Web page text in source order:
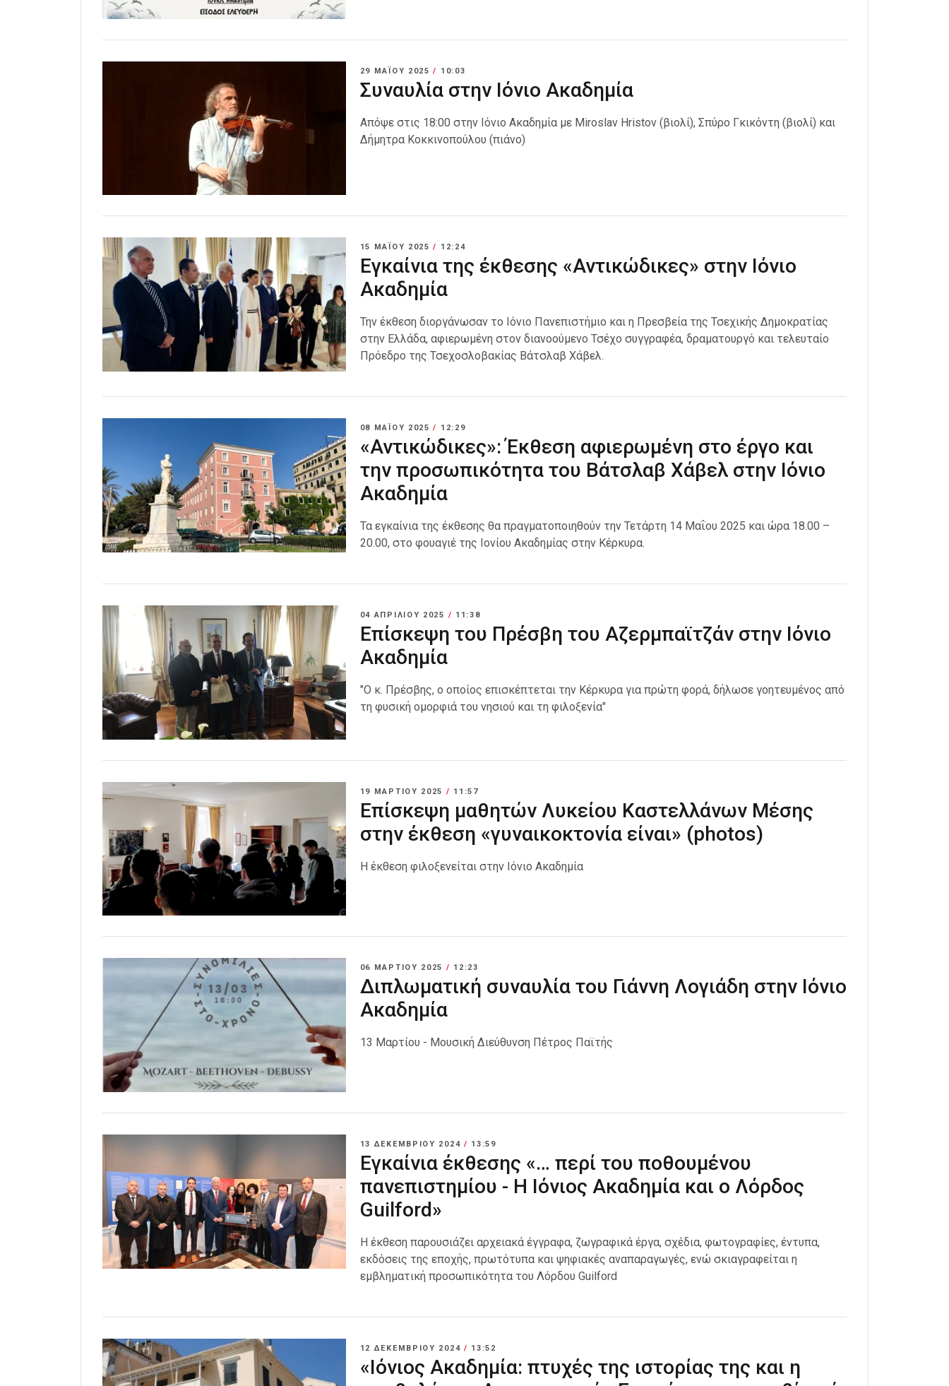
29 ΜΑΪ́ΟΥ 2025/ 10:03
Συναυλία στην Ιόνιο Ακαδημία
Απόψε στις 18:00 στην Ιόνιο Ακαδημία με Miroslav Hristov (βιολί), Σπύρο Γκικόντη (βιολί) και
Δήμητρα Κοκκινοπούλου (πιάνο)
15 ΜΑΪ́ΟΥ 2025/ 12:24
Εγκαίνια της έκθεσης «Αντικώδικες» στην Ιόνιο
Ακαδημία
Την έκθεση διοργάνωσαν το Ιόνιο Πανεπιστήμιο και η Πρεσβεία της Τσεχικής Δημοκρατίας
στην Ελλάδα, αφιερωμένη στον διανοούμενο Τσέχο συγγραφέα, δραματουργό και τελευταίο
Πρόεδρο της Τσεχοσλοβακίας Βάτσλαβ Χάβελ.
08 ΜΑΪ́ΟΥ 2025/ 12:29
«Αντικώδικες»: Έκθεση αφιερωμένη στο έργο και
την προσωπικότητα του Βάτσλαβ Χάβελ στην Ιόνιο
Ακαδημία
Τα εγκαίνια της έκθεσης θα πραγματοποιηθούν την Τετάρτη 14 Μαΐου 2025 και ώρα 18.00 –
20.00, στο φουαγιέ της Ιονίου Ακαδημίας στην Κέρκυρα.
04 ΑΠΡΙΛΊΟΥ 2025 / 11:38
Επίσκεψη του Πρέσβη του Αζερμπαϊτζάν στην Ιόνιο
Ακαδημία
"Ο κ. Πρέσβης, ο οποίος επισκέπτεται την Κέρκυρα για πρώτη φορά, δήλωσε γοητευμένος από
τη φυσική ομορφιά του νησιού και τη φιλοξενία"
19 ΜΑΡΤΊΟΥ 2025 / 11:57
Επίσκεψη μαθητών Λυκείου Καστελλάνων Μέσης
στην έκθεση «γυναικοκτονία είναι» (photos)
Η έκθεση φιλοξενείται στην Ιόνιο Ακαδημία
06 ΜΑΡΤΊΟΥ 2025 / 12:23
Διπλωματική συναυλία του Γιάννη Λογιάδη στην Ιόνιο
Ακαδημία
13 Μαρτίου - Μουσική Διεύθυνση Πέτρος Παϊτής
13 ΔΕΚΕΜΒΡΊΟΥ 2024 / 13:59
Εγκαίνια έκθεσης «… περί του ποθουμένου
πανεπιστημίου - Η Ιόνιος Ακαδημία και ο Λόρδος
Guilford»
Η έκθεση παρουσιάζει αρχειακά έγγραφα, ζωγραφικά έργα, σχέδια, φωτογραφίες, έντυπα,
εκδόσεις της εποχής, πρωτότυπα και ψηφιακές αναπαραγωγές, ενώ σκιαγραφείται η
εμβληματική προσωπικότητα του Λόρδου Guilford
12 ΔΕΚΕΜΒΡΊΟΥ 2024 / 13:52
«Ιόνιος Ακαδημία: πτυχές της ιστορίας της και η